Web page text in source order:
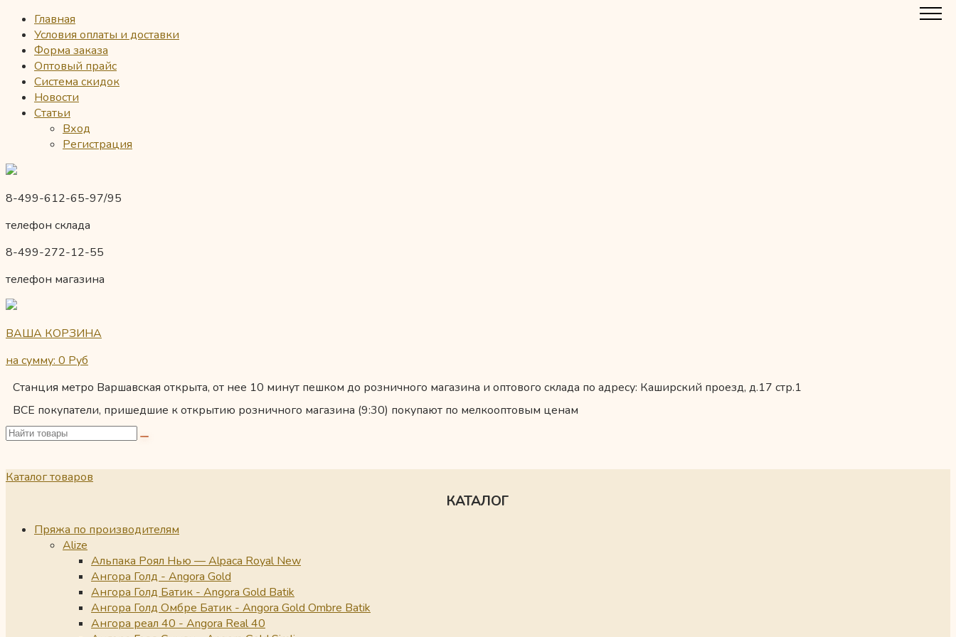
Главная
Условия оплаты и доставки
Форма заказа
Оптовый прайс
Система скидок
Новости
Статьи
Вход
Регистрация
8-499-612-65-97/95
телефон склада
8-499-272-12-55
телефон магазина
ВАША КОРЗИНА
на сумму: 0 Руб
Станция метро Варшавская открыта, от нее 10 минут пешком до розничного магазина и оптового склада по адресу: Каширский проезд, д.17 стр.1
ВСЕ покупатели, пришедшие к открытию розничного магазина (9:30) покупают по мелкооптовым ценам
Каталог товаров
КАТАЛОГ
Пряжа по производителям
Alize
Альпака Роял Нью — Alpaca Royal New
Ангора Голд - Angora Gold
Ангора Голд Батик - Angora Gold Batik
Ангора Голд Омбре Батик - Angora Gold Ombre Batik
Ангора реал 40 - Angora Real 40